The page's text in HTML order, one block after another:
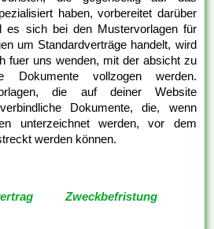
haben, vorbereitet darüber
es sich bei den Mustervorlagen für
um Standardverträge handelt, wird
fuer uns wenden, mit der absicht zu
Dokumente vollzogen werden.
die auf deiner Website
Dokumente, die, wenn
unterzeichnet werden, vor dem
werden können.
Zweckbefristung